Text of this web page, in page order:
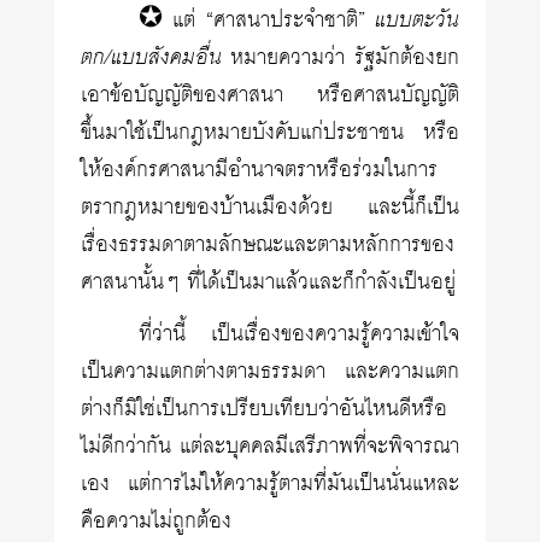
✪ แต่ “ศาสนาประจำชาติ” แบบตะวัน
ตก/แบบสังคมอื่น หมายความว่า รัฐมักต้องยก
เอาข้อบัญญัติของศาสนา หรือศาสนบัญญัติ
ขึ้นมาใช้เป็นกฎหมายบังคับแก่ประชาชน หรือ
ให้องค์กรศาสนามีอำนาจตราหรือร่วมในการ
ตรากฎหมายของบ้านเมืองด้วย และนี้ก็เป็น
เรื่องธรรมดาตามลักษณะและตามหลักการของ
ศาสนานั้นๆ ที่ได้เป็นมาแล้วและก็กำลังเป็นอยู่
ที่ว่านี้ เป็นเรื่องของความรู้ความเข้าใจ
เป็นความแตกต่างตามธรรมดา และความแตก
ต่างก็มิใช่เป็นการเปรียบเทียบว่าอันไหนดีหรือ
ไม่ดีกว่ากัน แต่ละบุคคลมีเสรีภาพที่จะพิจารณา
เอง แต่การไม่ให้ความรู้ตามที่มันเป็นนั่นแหละ
คือความไม่ถูกต้อง